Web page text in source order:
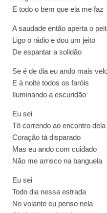
E todo o bem que ela me faz
A saudade então aperta o
Ligo o rádio e dou um jeito
De espantar a solidão
Se é de dia eu ando mais
E à noite todos os faróis
Iluminando a escuridão
Eu sei
Tô correndo ao encontro dela
Coração tá disparado
Mas eu ando com cuidado
Não me arrisco na banguela
Eu sei
Todo dia nessa estrada
No volante eu penso nela